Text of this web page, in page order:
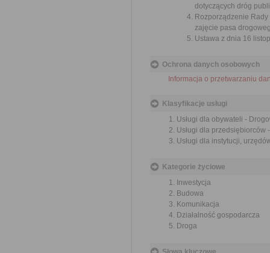
dotyczących dróg
Rozporządzenie
zajęcie pasa
Ustawa z dnia 16
Ochrona danych osobowych
Informacja o przetwarzaniu
Klasyfikacje usługi
Usługi dla obywateli -
Usługi dla
Usługi dla instytucji,
Kategorie życiowe
Inwestycja
Budowa
Komunikacja
Działalność gospodarcza
Droga